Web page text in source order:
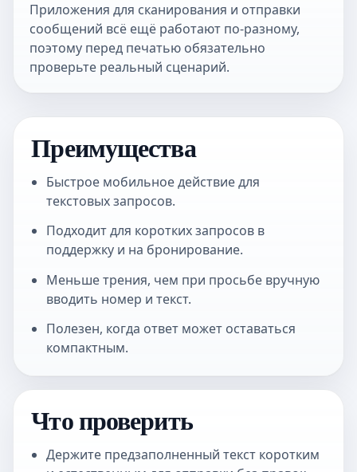
Приложения для сканирования и отправки
сообщений всё ещё работают по-разному,
поэтому перед печатью обязательно
проверьте реальный сценарий.
Преимущества
Быстрое мобильное действие для
текстовых запросов.
Подходит для коротких запросов в
поддержку и на бронирование.
Меньше трения, чем при просьбе вручную
вводить номер и текст.
Полезен, когда ответ может оставаться
компактным.
Что проверить
Держите предзаполненный текст коротким